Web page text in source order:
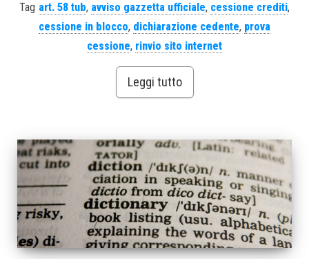
Tag art. 58 tub, avviso gazzetta ufficiale, cessione crediti,
cessione in blocco, dichiarazione cedente, prova
cessione, rinvio sito internet
Leggi tutto